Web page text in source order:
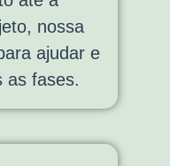
nossa
ajudar e
as fases.